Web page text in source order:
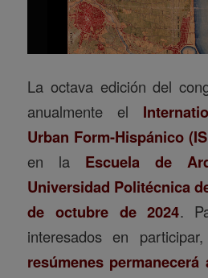
La octava edición del
anualmente el
Urban Form-Hispánico
en la Escuela de
Universidad Politécnica
de octubre de 2024.
interesados en participar,
resúmenes